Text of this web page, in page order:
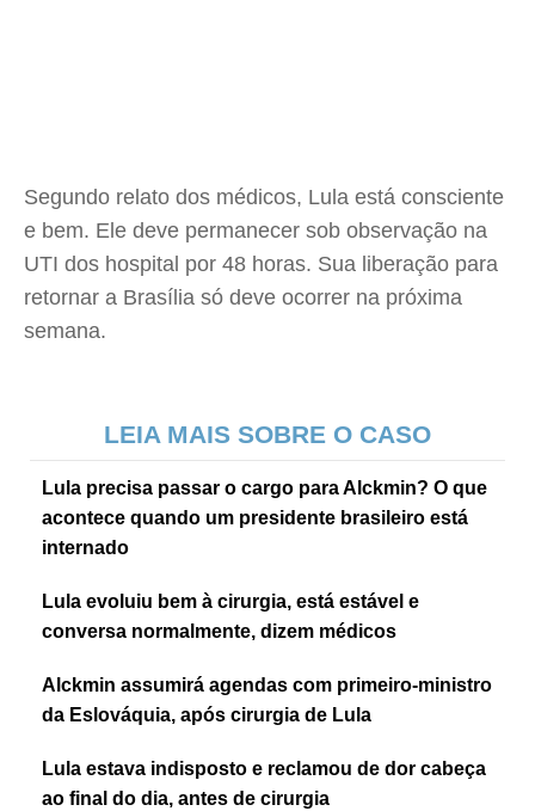
Segundo relato dos médicos, Lula está consciente
e bem. Ele deve permanecer sob observação na
UTI dos hospital por 48 horas. Sua liberação para
retornar a Brasília só deve ocorrer na próxima
semana.
LEIA MAIS SOBRE O CASO
Lula precisa passar o cargo para Alckmin? O que
acontece quando um presidente brasileiro está
internado
Lula evoluiu bem à cirurgia, está estável e
conversa normalmente, dizem médicos
Alckmin assumirá agendas com primeiro-ministro
da Eslováquia, após cirurgia de Lula
Lula estava indisposto e reclamou de dor cabeça
ao final do dia, antes de cirurgia